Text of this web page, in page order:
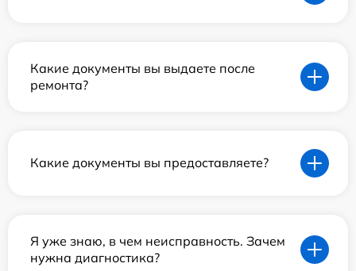
Какие документы вы выдаете после
ремонта?
Какие документы вы предоставляете?
Я уже знаю, в чем неисправность. Зачем
нужна диагностика?